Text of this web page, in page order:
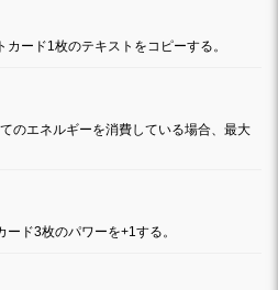
ード1枚のテキストをコピーする。
のエネルギーを消費している場合、最大
ド3枚のパワーを+1する。